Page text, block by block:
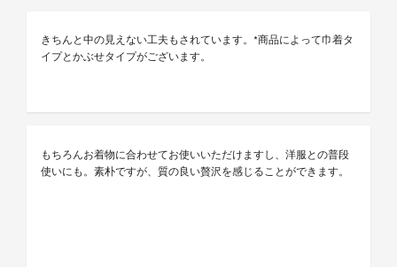
きちんと中の見えない工夫もされています。*商品によって巾着タ
イプとかぶせタイプがございます。
もちろんお着物に合わせてお使いいただけますし、洋服との普段
使いにも。素朴ですが、質の良い贅沢を感じることができます。